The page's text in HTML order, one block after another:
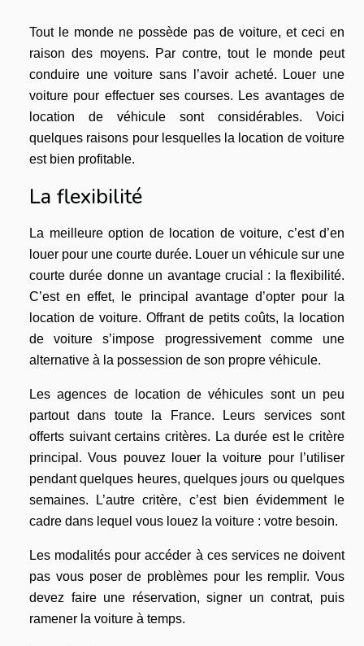
Tout le monde ne possède pas de voiture, et ceci en
raison des moyens. Par contre, tout le monde peut
conduire une voiture sans l’avoir acheté. Louer une
voiture pour effectuer ses courses. Les avantages de
location de véhicule sont considérables. Voici
quelques raisons pour lesquelles la location de voiture
est bien profitable.
La flexibilité
La meilleure option de location de voiture, c’est d’en
louer pour une courte durée. Louer un véhicule sur une
courte durée donne un avantage crucial : la flexibilité.
C’est en effet, le principal avantage d’opter pour la
location de voiture. Offrant de petits coûts, la location
de voiture s’impose progressivement comme une
alternative à la possession de son propre véhicule.
Les agences de location de véhicules sont un peu
partout dans toute la France. Leurs services sont
offerts suivant certains critères. La durée est le critère
principal. Vous pouvez louer la voiture pour l’utiliser
pendant quelques heures, quelques jours ou quelques
semaines. L’autre critère, c’est bien évidemment le
cadre dans lequel vous louez la voiture : votre besoin.
Les modalités pour accéder à ces services ne doivent
pas vous poser de problèmes pour les remplir. Vous
devez faire une réservation, signer un contrat, puis
ramener la voiture à temps.